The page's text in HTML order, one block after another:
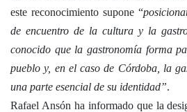
este reconocimiento supone “
de encuentro de la cultura y la
conocido que la gastronomía forma
pueblo y, en el caso de Córdoba, la
una parte esencial de su identidad”.
Rafael Ansón ha informado que la